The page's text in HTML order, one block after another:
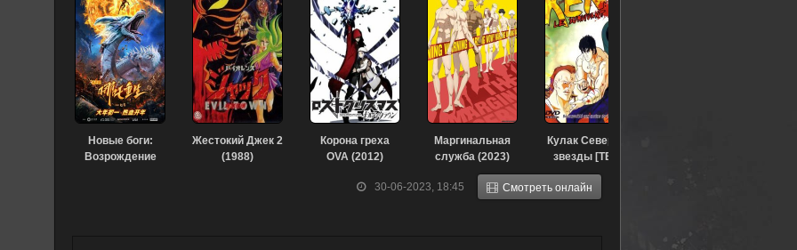
30-06-2023, 18:45 Смотреть онлайн
Новые боги:
Возрождение
Жестокий Джек 2
(1988)
Корона греха
OVA (2012)
Маргинальная
служба (2023)
Кулак Северной
звезды [ТВ-1]
(1984)